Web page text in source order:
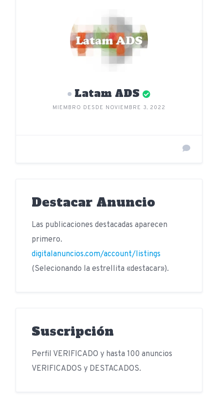
Latam ADS
MIEMBRO DESDE NOVIEMBRE 3, 2022
Destacar Anuncio
Las publicaciones destacadas aparecen
primero.
digitalanuncios.com/account/listings
(Selecionando la estrellita «destacar»).
Suscripción
Perfil VERIFICADO y hasta 100 anuncios
VERIFICADOS y DESTACADOS.